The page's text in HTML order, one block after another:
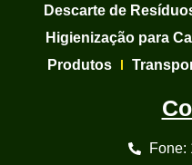
Descarte de
Higienização para
Produtos
Fone: